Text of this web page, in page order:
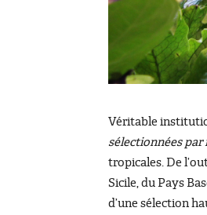
Véritable
sélectionnées par
tropicales. De
Sicile, du Pays
d’une sélection